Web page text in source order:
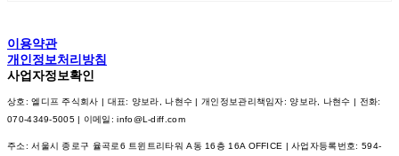
이용약관
개인정보처리방침
사업자정보확인
상호: 엘디프 주식회사 | 대표: 양보라, 나현수 | 개인정보관리책임자: 양보라, 나현수 | 전화:
070-4349-5005 | 이메일: info@L-diff.com
주소: 서울시 종로구 율곡로6 트윈트리타워 A동 16층 16A OFFICE | 사업자등록번호: 594-